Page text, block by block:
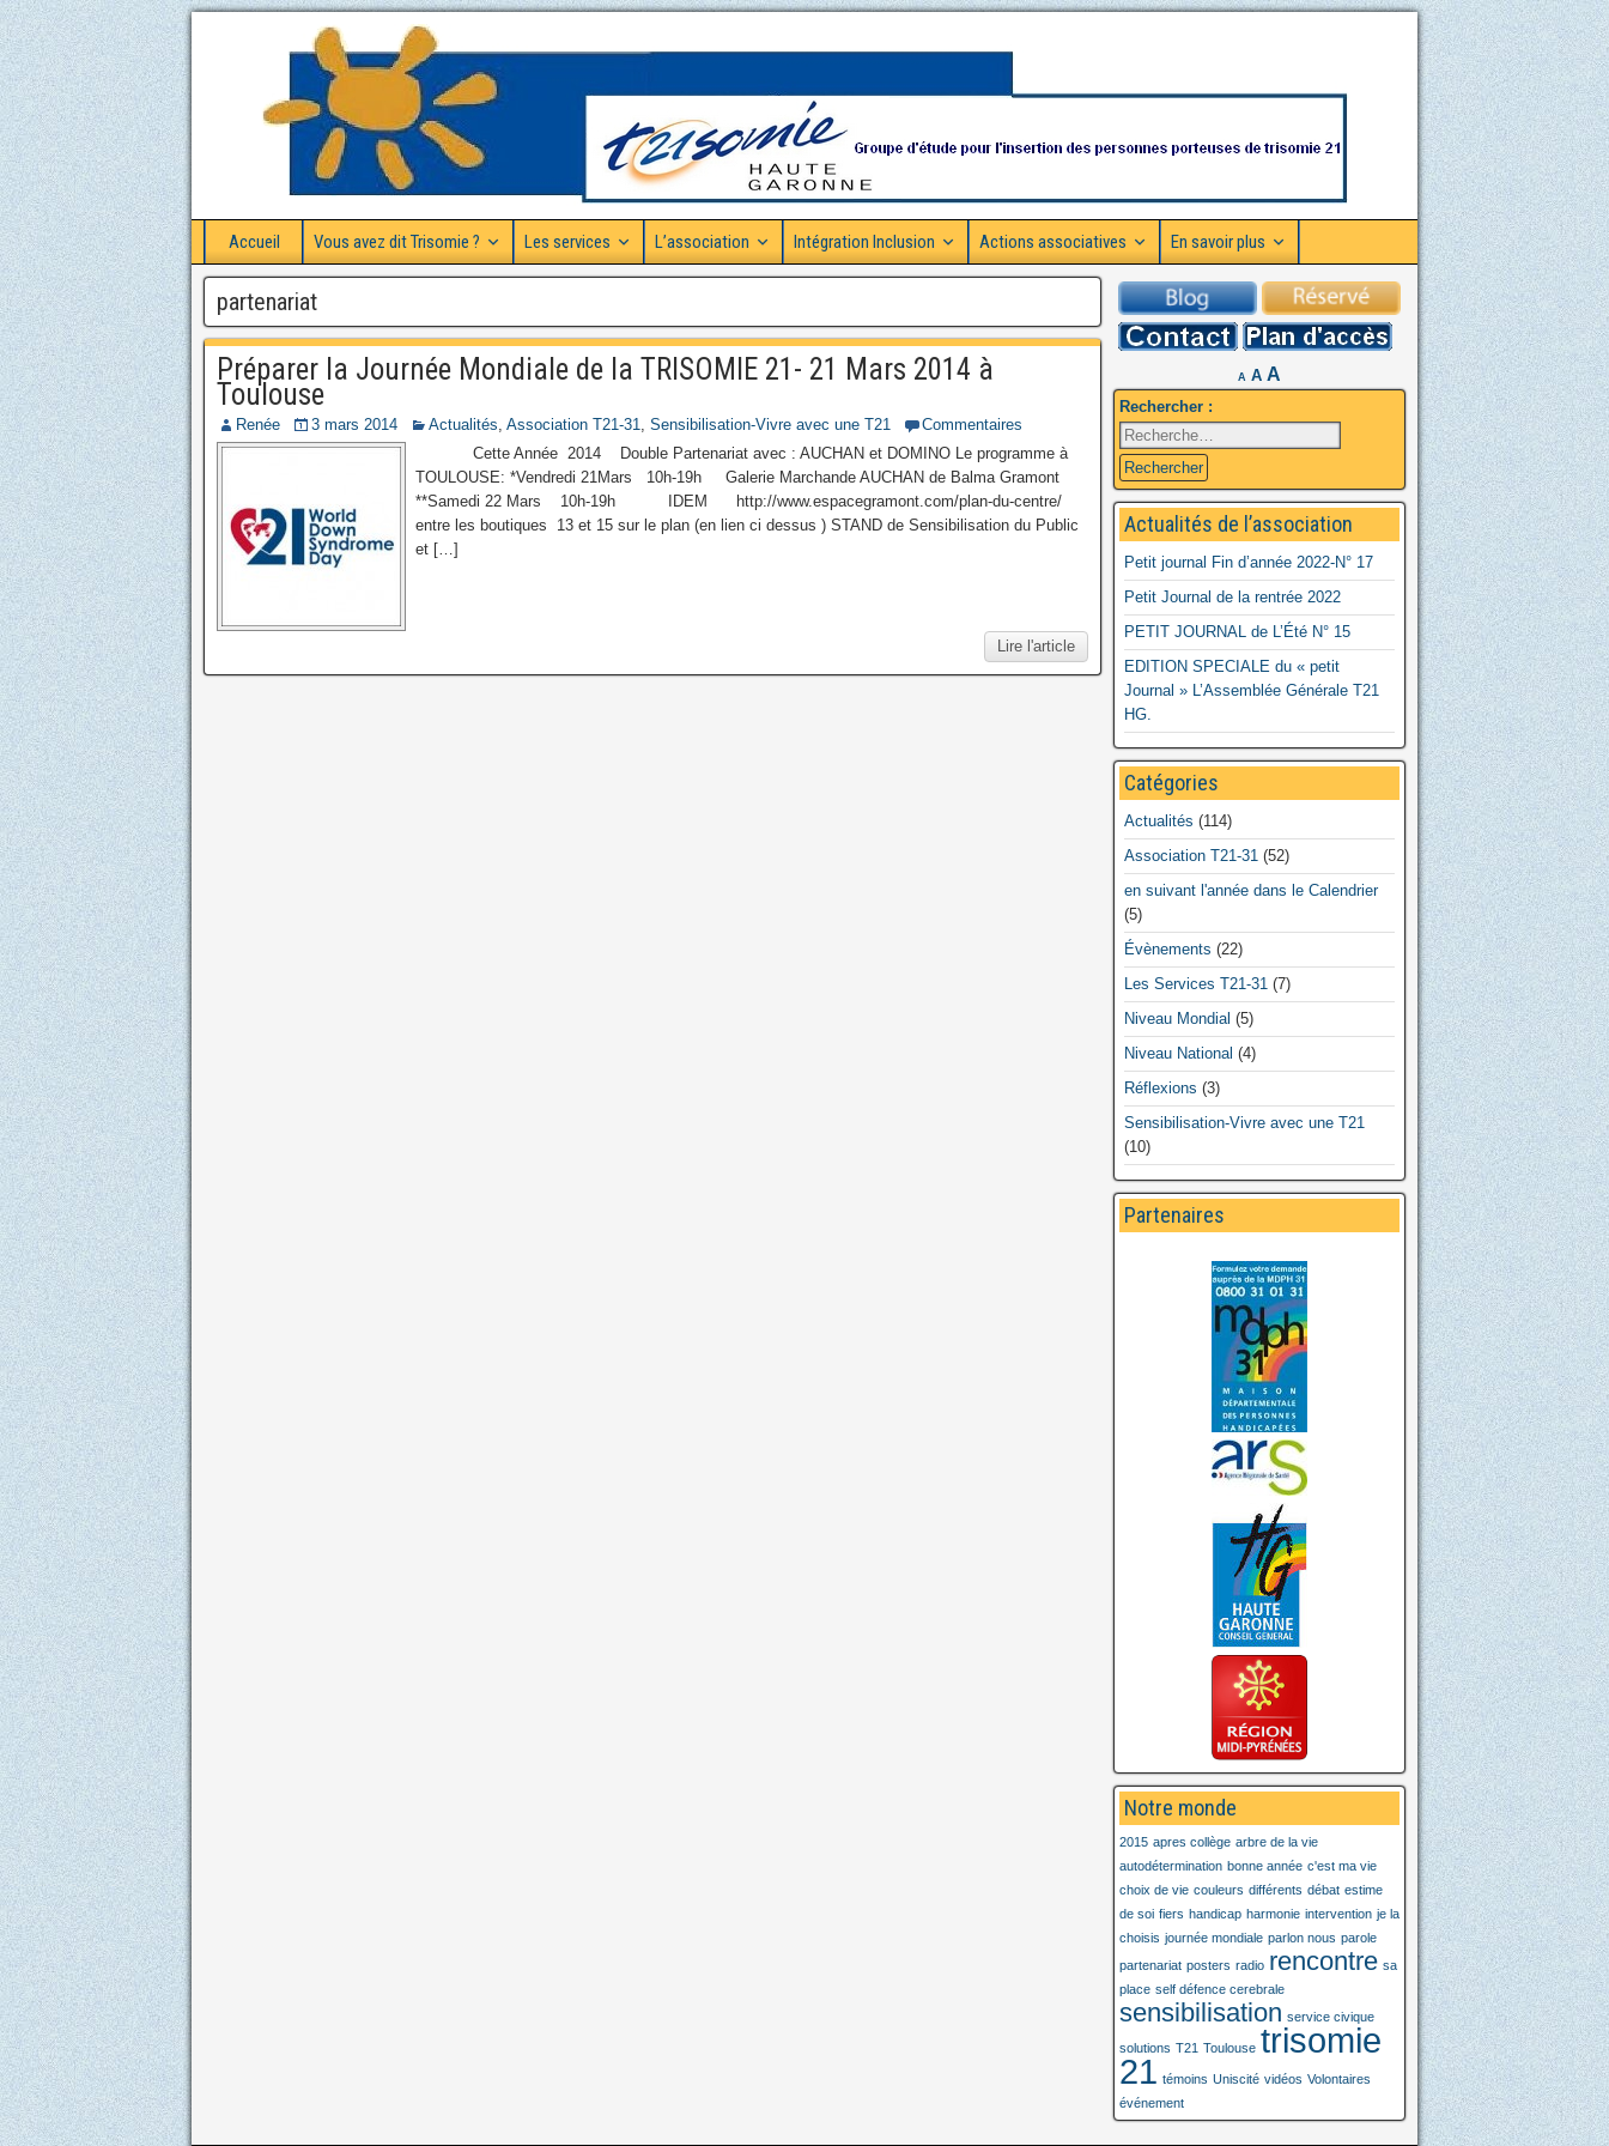
Accueil Vous avez dit Trisomie ? Les services L’association Intégration Inclusion Actions associatives En savoir plus
partenariat
Préparer la Journée Mondiale de la TRISOMIE 21- 21 Mars 2014 à
Toulouse
Renée 3 mars 2014 Actualités, Association T21-31, Sensibilisation-Vivre avec une T21
Commentaires
Cette Année 2014 Double Partenariat avec : AUCHAN et DOMINO Le programme à
TOULOUSE: *Vendredi 21Mars 10h-19h Galerie Marchande AUCHAN de Balma Gramont
**Samedi 22 Mars 10h-19h IDEM http://www.espacegramont.com/plan-du-centre/
entre les boutiques 13 et 15 sur le plan (en lien ci dessus ) STAND de Sensibilisation du Public
et […]
Lire l'article
A A A
Rechercher :
Actualités de l’association
Petit journal Fin d’année 2022-N° 17
Petit Journal de la rentrée 2022
PETIT JOURNAL de L’Été N° 15
EDITION SPECIALE du « petit
Journal » L’Assemblée Générale T21
HG.
Catégories
Actualités (114)
Association T21-31 (52)
en suivant l'année dans le Calendrier
(5)
Évènements (22)
Les Services T21-31 (7)
Niveau Mondial (5)
Niveau National (4)
Réflexions (3)
Sensibilisation-Vivre avec une T21
(10)
Partenaires
Notre monde
2015 apres collège arbre de la vie
autodétermination bonne année c'est ma vie
choix de vie couleurs différents débat estime
de soi fiers handicap harmonie intervention je la
choisis journée mondiale parlon nous parole
partenariat posters radio rencontre sa
place self défence cerebrale
sensibilisation service civique
solutions T21 Toulouse trisomie
21 témoins Uniscité vidéos Volontaires
événement